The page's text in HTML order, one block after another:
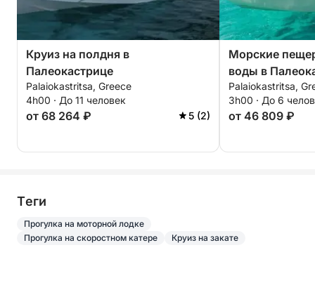
Круиз на полдня в
Палеокастрице
Palaiokastritsa, Greece
4h00 · До 11 человек
от 68 264 ₽ 5 (2)
Морские
воды в
Palaiokastritsa,
3h00 · До 6
от 46 809 ₽
Tеги
Прогулка на моторной лодке
Прогулка на скоростном катере
Круиз на закате